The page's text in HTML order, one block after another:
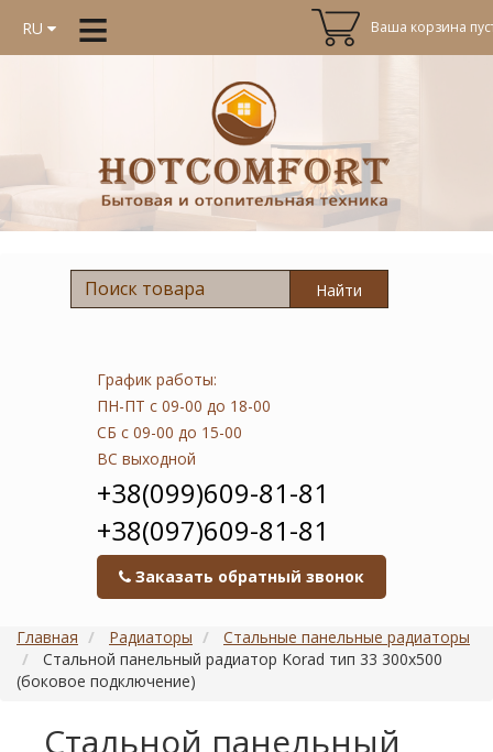
RU ≡ Ваша корзина
Найти
График работы:
ПН-ПТ с 09-00 до 18-00
СБ с 09-00 до 15-00
ВС выходной
+38(099)609-81-81
+38(097)609-81-81
Заказать обратный звонок
Главная Радиаторы
Стальные панельные радиаторы
Стальной панельный радиатор Korad тип 33 300х500
(боковое подключение)
Стальной панельный